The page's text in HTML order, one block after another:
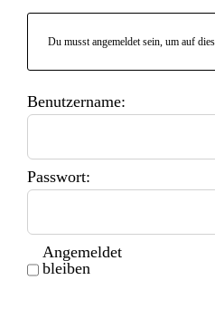
Du musst angemeldet sein, um auf
Benutzername:
Passwort:
Angemeldet
bleiben